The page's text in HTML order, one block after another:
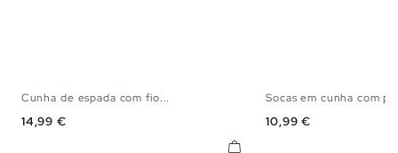
Cunha de espada com fio...
Preço
14,99 €
Socas em cunha com
Preço
10,99 €